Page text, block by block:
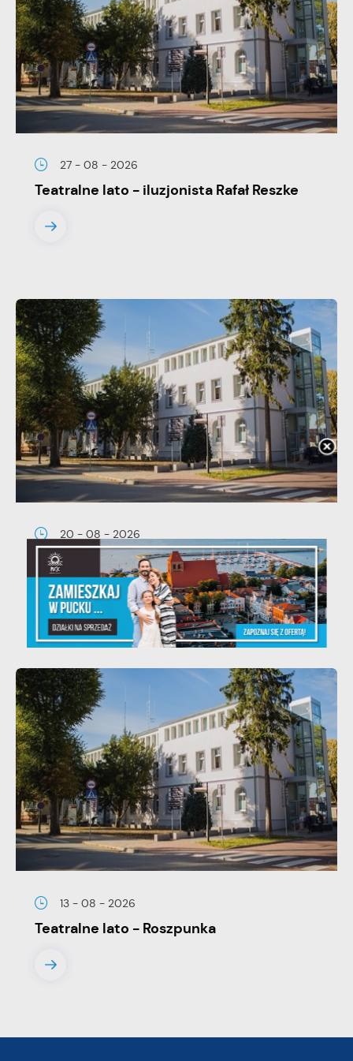
27 - 08 - 2026
Teatralne lato - iluzjonista Rafał Reszke
20 - 08 - 2026
Teatralne lato - Zdrowo i kolorowo
13 - 08 - 2026
Teatralne lato - Roszpunka
partnerami oraz innych dostawców usług. Firmy te działają w
charakterze pośredników prezentujących nasze treści w
postaci wiadomości, ofert, komunikatów mediów
społecznościowych.